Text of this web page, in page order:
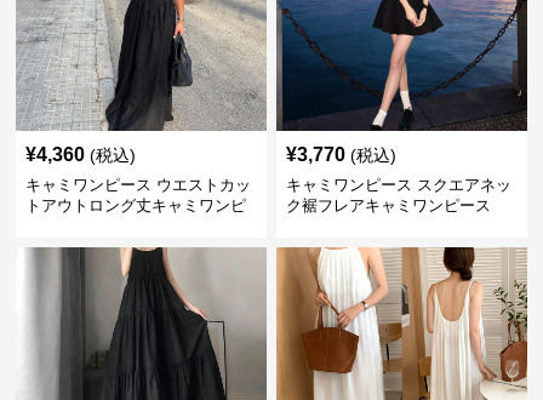
¥4,360 (税込)
キャミワンピース ウエストカッ
トアウトロング丈キャミワンピ
¥3,770 (税込)
キャミワンピース スクエアネッ
ク裾フレアキャミワンピース